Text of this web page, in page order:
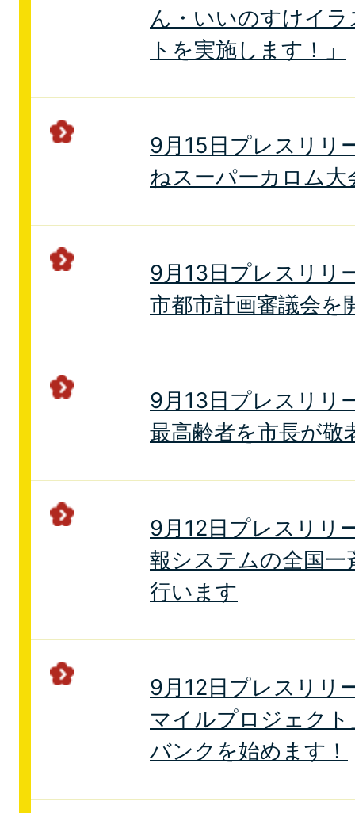
ん・いいのすけイ
トを実施します！」
9月15日プレスリリ
ねスーパーカロム
9月13日プレスリリ
市都市計画審議会を
9月13日プレスリリ
最高齢者を市長が敬
9月12日プレスリリ
報システムの全国一
行います
9月12日プレスリリ
マイルプロジェク
バンクを始めます！